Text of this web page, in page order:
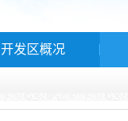
开发区概况